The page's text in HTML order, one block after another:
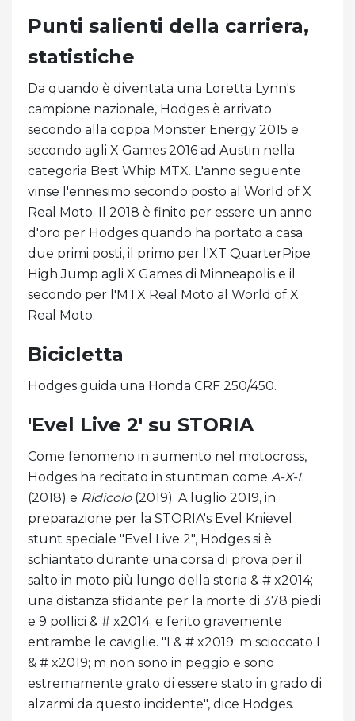
Punti salienti della carriera,
statistiche
Da quando è diventata una Loretta Lynn's
campione nazionale, Hodges è arrivato
secondo alla coppa Monster Energy 2015 e
secondo agli X Games 2016 ad Austin nella
categoria Best Whip MTX. L'anno seguente
vinse l'ennesimo secondo posto al World of X
Real Moto. Il 2018 è finito per essere un anno
d'oro per Hodges quando ha portato a casa
due primi posti, il primo per l'XT QuarterPipe
High Jump agli X Games di Minneapolis e il
secondo per l'MTX Real Moto al World of X
Real Moto.
Bicicletta
Hodges guida una Honda CRF 250/450.
'Evel Live 2' su STORIA
Come fenomeno in aumento nel motocross,
Hodges ha recitato in stuntman come A-X-L
(2018) e Ridicolo(2019). A luglio 2019, in
preparazione per la STORIA's Evel Knievel
stunt speciale "Evel Live 2", Hodges si è
schiantato durante una corsa di prova per il
salto in moto più lungo della storia & # x2014;
una distanza sfidante per la morte di 378 piedi
e 9 pollici & # x2014; e ferito gravemente
entrambe le caviglie. "I & # x2019; m scioccato I
& # x2019; m non sono in peggio e sono
estremamente grato di essere stato in grado di
alzarmi da questo incidente", dice Hodges.